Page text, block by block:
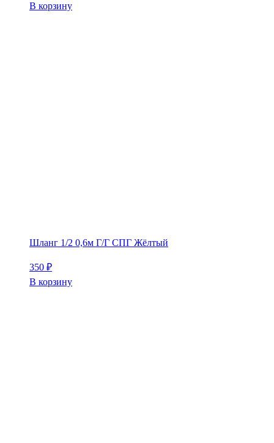
В корзину
Шланг 1/2 0,6м Г/Г СПГ Жёлтый
350 ₽
В корзину